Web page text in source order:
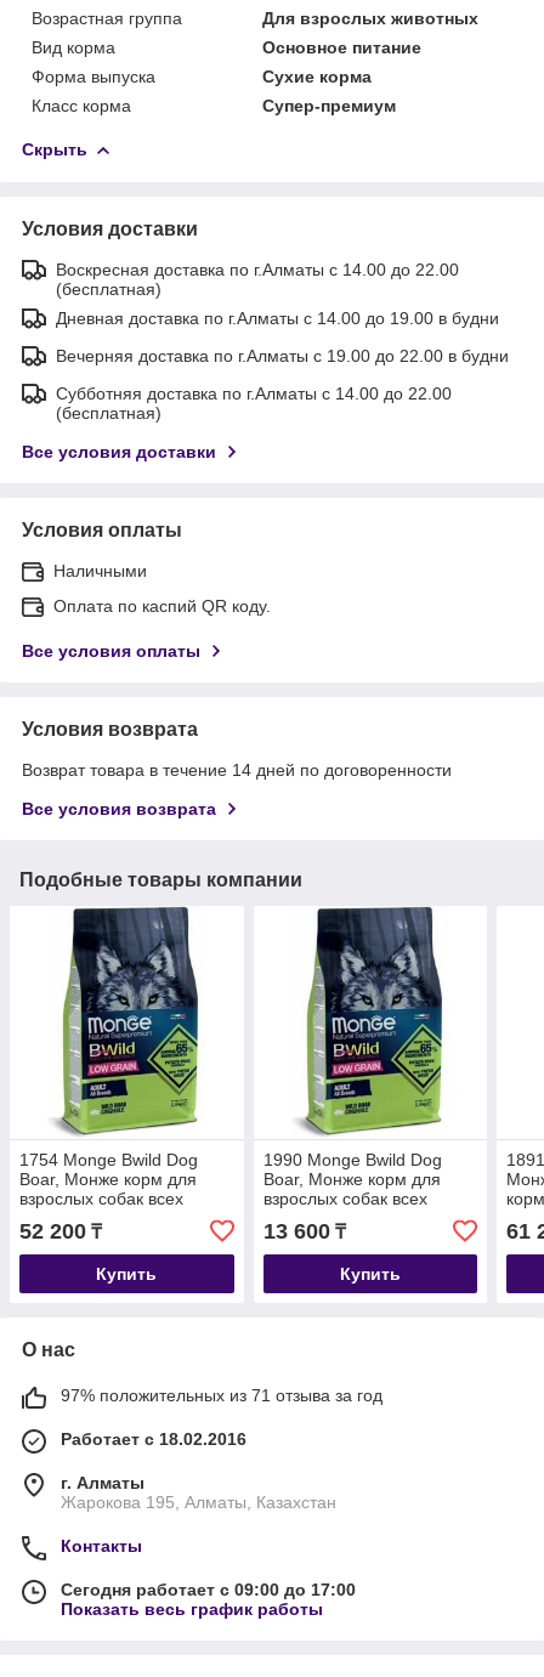
Возрастная группа
Для взрослых животных
Вид корма
Основное питание
Форма выпуска
Сухие корма
Класс корма
Супер-премиум
Скрыть
Условия доставки
Воскресная доставка по г.Алматы с 14.00 до 22.00
(бесплатная)
Дневная доставка по г.Алматы с 14.00 до 19.00 в будни
Вечерняя доставка по г.Алматы с 19.00 до 22.00 в будни
Субботняя доставка по г.Алматы с 14.00 до 22.00
(бесплатная)
Все условия доставки
Условия оплаты
Наличными
Оплата по каспий QR коду.
Все условия оплаты
Условия возврата
Возврат товара в течение 14 дней по договоренности
Все условия возврата
Подобные товары компании
1754 Monge Bwild Dog
Boar, Монже корм для
взрослых собак всех
пород с мясом кабана,
низкозерновой, уп.12кг.
52 200 ₸
Купить
1990 Monge Bwild Dog
Boar, Монже корм для
взрослых собак всех
пород с мясом кабана,
низкозерновой, уп.2,5кг.
13 600₸
Купить
61
О нас
97% положительных из 71 отзыва за год
Работает с 18.02.2016
г. Алматы
Жарокова 195, Алматы, Казахстан
Контакты
Сегодня работает с 09:00 до 17:00
Показать весь график работы